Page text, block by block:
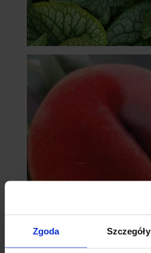
Zgoda Szczegóły
Brzoskwinia